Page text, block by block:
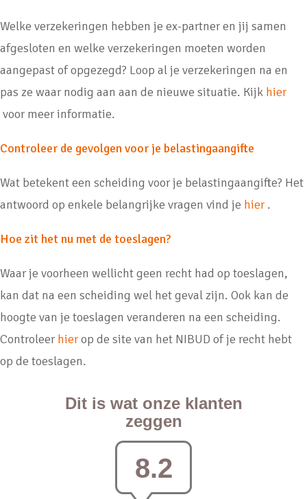
Welke verzekeringen hebben je ex-partner en jij samen
afgesloten en welke verzekeringen moeten worden
aangepast of opgezegd? Loop al je verzekeringen na en
pas ze waar nodig aan aan de nieuwe situatie. Kijk hier
voor meer informatie.
Controleer de gevolgen voor je belastingaangifte
Wat betekent een scheiding voor je belastingaangifte? Het
antwoord op enkele belangrijke vragen vind je hier.
Hoe zit het nu met de toeslagen?
Waar je voorheen wellicht geen recht had op toeslagen,
kan dat na een scheiding wel het geval zijn. Ook kan de
hoogte van je toeslagen veranderen na een scheiding.
Controleer hierop de site van het NIBUD of je recht hebt
op de toeslagen.